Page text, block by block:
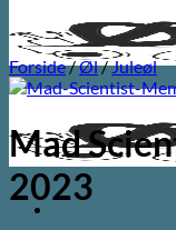
Forside/Øl/Juleøl
Mad
2023